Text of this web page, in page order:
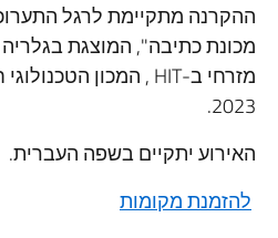
ההקרנה מתקיימת לרגל
מכונת כתיבה", המוצגת בגלריה
2023.
האירוע יתקיים בשפה העברית.
להזמנת מקומות